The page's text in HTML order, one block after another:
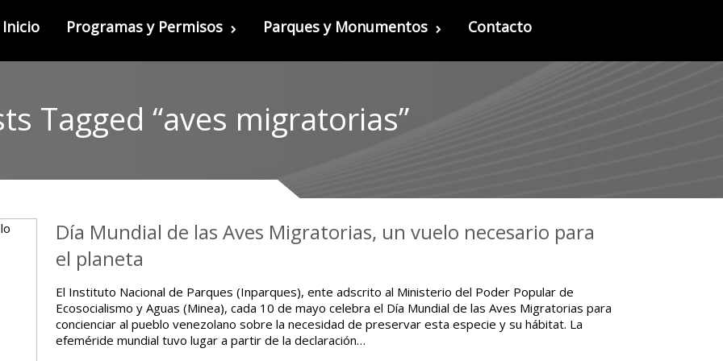
Inicio Programas y Permisos Parques y Monumentos Contacto
Tagged “aves migratorias”
Día Mundial de las Aves Migratorias, un vuelo necesario para
el planeta
El Instituto Nacional de Parques (Inparques), ente adscrito al Ministerio del Poder Popular de
Ecosocialismo y Aguas (Minea), cada 10 de mayo celebra el Día Mundial de las Aves Migratorias para
concienciar al pueblo venezolano sobre la necesidad de preservar esta especie y su hábitat. La
efeméride mundial tuvo lugar a partir de la declaración…